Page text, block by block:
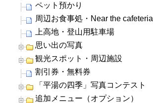
ペット預かり
周辺お食事処・Near the cafeteria
上高地・登山用駐車場
思い出の写真
観光スポット・周辺施設
割引券・無料券
「平湯の四季」写真コンテスト
追加メニュー（オプション）